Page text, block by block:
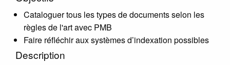
Cataloguer tous les types de documents selon les
règles de l'art avec PMB
Faire réfléchir aux systèmes d’indexation possibles
Description